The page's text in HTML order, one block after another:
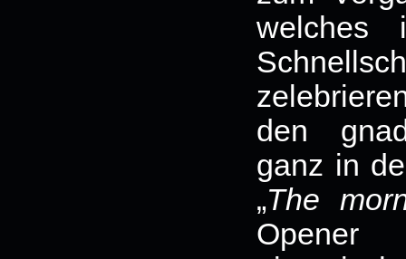
welches
den
ganz in
„The
Opener